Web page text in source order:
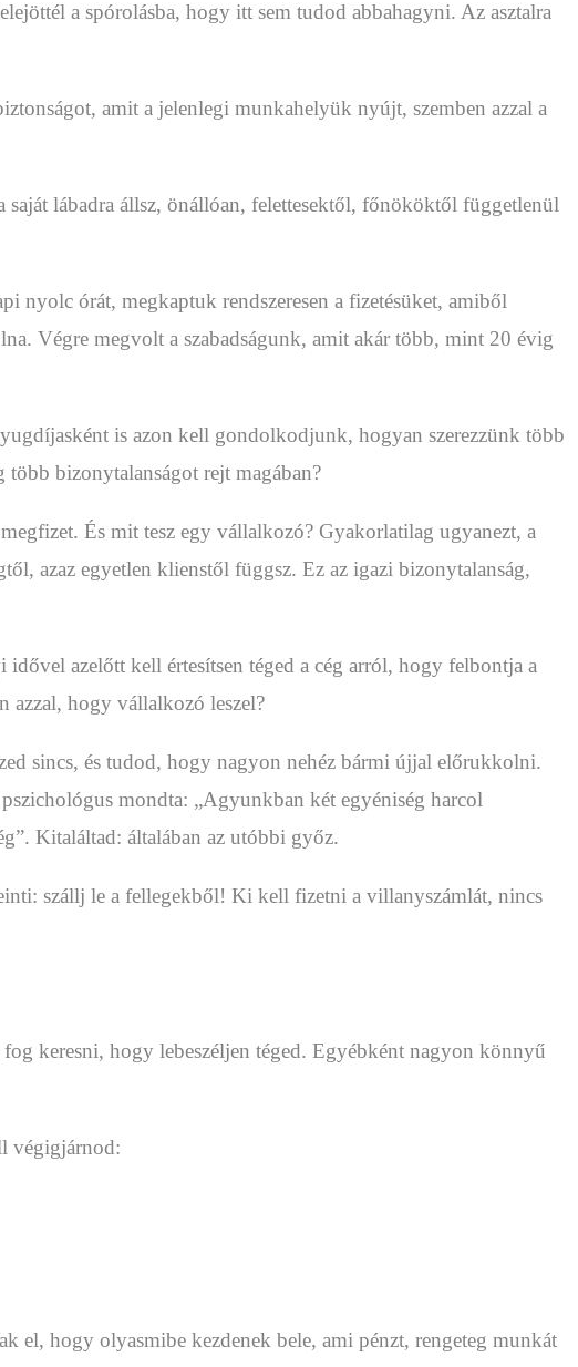
a spórolásba, hogy itt sem tudod abbahagyni. Az asztalra
amit a jelenlegi munkahelyük nyújt, szemben azzal a
lábadra állsz, önállóan, felettesektől, főnököktől függetlenül
órát, megkaptuk rendszeresen a fizetésüket, amiből
Végre megvolt a szabadságunk, amit akár több, mint 20 évig
is azon kell gondolkodjunk, hogyan szerezzünk több
bizonytalanságot rejt magában?
És mit tesz egy vállalkozó? Gyakorlatilag ugyanezt, a
azaz egyetlen klienstől függsz. Ez az igazi bizonytalanság,
azelőtt kell értesítsen téged a cég arról, hogy felbontja a
azzal, hogy vállalkozó leszel?
sincs, és tudod, hogy nagyon nehéz bármi újjal előrukkolni.
mondta: „Agyunkban két egyéniség harcol
Kitaláltad: általában az utóbbi győz.
szállj le a fellegekből! Ki kell fizetni a villanyszámlát, nincs
keresni, hogy lebeszéljen téged. Egyébként nagyon könnyű
végigjárnod:
el, hogy olyasmibe kezdenek bele, ami pénzt, rengeteg munkát